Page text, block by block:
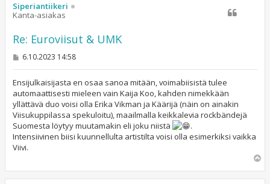
Siperiantiikeri
Kanta-asiakas
Re: Euroviisut & UMK
V
e
s
t
i
6.10.2023 14:58
Ensijulkaisijasta en osaa sanoa mitään, voimabiisistä tulee
automaattisesti mieleen vain Kaija Koo, kahden nimekkään
yllättävä duo voisi olla Erika Vikman ja Käärijä (näin on ainakin
Viisukuppilassa spekuloitu), maailmalla keikkalevia rockbändejä
Suomesta löytyy muutamakin eli joku niistä
.
Intensiivinen biisi kuunnellulta artistilta voisi olla esimerkiksi vaikka
Viivi.
ö